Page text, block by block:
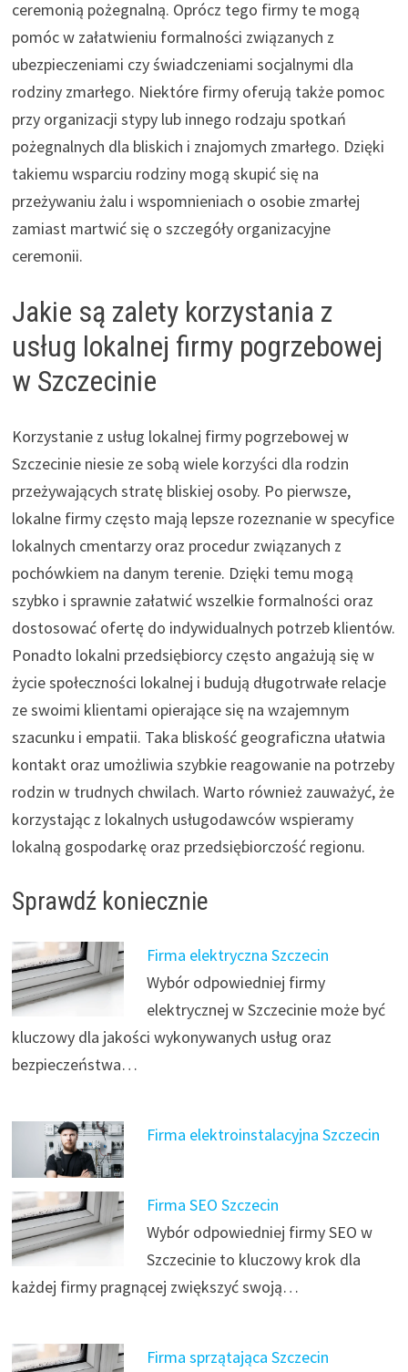
ceremonią pożegnalną. Oprócz tego firmy te mogą
pomóc w załatwieniu formalności związanych z
ubezpieczeniami czy świadczeniami socjalnymi dla
rodziny zmarłego. Niektóre firmy oferują także pomoc
przy organizacji stypy lub innego rodzaju spotkań
pożegnalnych dla bliskich i znajomych zmarłego. Dzięki
takiemu wsparciu rodziny mogą skupić się na
przeżywaniu żalu i wspomnieniach o osobie zmarłej
zamiast martwić się o szczegóły organizacyjne
ceremonii.
Jakie są zalety korzystania z
usług lokalnej firmy pogrzebowej
w Szczecinie
Korzystanie z usług lokalnej firmy pogrzebowej w
Szczecinie niesie ze sobą wiele korzyści dla rodzin
przeżywających stratę bliskiej osoby. Po pierwsze,
lokalne firmy często mają lepsze rozeznanie w specyfice
lokalnych cmentarzy oraz procedur związanych z
pochówkiem na danym terenie. Dzięki temu mogą
szybko i sprawnie załatwić wszelkie formalności oraz
dostosować ofertę do indywidualnych potrzeb klientów.
Ponadto lokalni przedsiębiorcy często angażują się w
życie społeczności lokalnej i budują długotrwałe relacje
ze swoimi klientami opierające się na wzajemnym
szacunku i empatii. Taka bliskość geograficzna ułatwia
kontakt oraz umożliwia szybkie reagowanie na potrzeby
rodzin w trudnych chwilach. Warto również zauważyć, że
korzystając z lokalnych usługodawców wspieramy
lokalną gospodarkę oraz przedsiębiorczość regionu.
Sprawdź koniecznie
Firma elektryczna Szczecin
Wybór odpowiedniej firmy
elektrycznej w Szczecinie może być
kluczowy dla jakości wykonywanych usług oraz
bezpieczeństwa…
Firma elektroinstalacyjna Szczecin
Firma SEO Szczecin
Wybór odpowiedniej firmy SEO w
Szczecinie to kluczowy krok dla
każdej firmy pragnącej zwiększyć swoją…
Firma sprzątająca Szczecin